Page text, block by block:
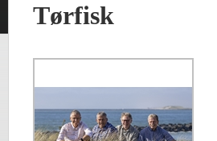
Tørfisk